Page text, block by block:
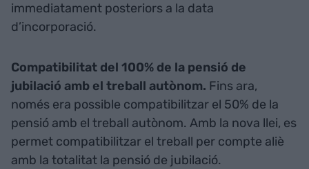
immediatament posteriors a la data
d’incorporació.
Compatibilitat del 100% de la pensió de
jubilació amb el treball autònom. Fins ara,
només era possible compatibilitzar el 50% de la
pensió amb el treball autònom. Amb la nova llei, es
permet compatibilitzar el treball per compte aliè
amb la totalitat la pensió de jubilació.